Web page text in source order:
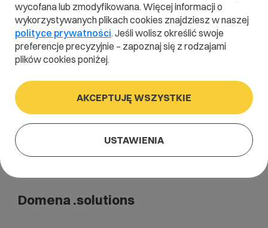
.solutions
Szukaj
Domena .solutions
wycofana lub zmodyfikowana. Więcej informacji o
wykorzystywanych plikach cookies znajdziesz w naszej
polityce prywatności. Jeśli wolisz określić swoje
preferencje precyzyjnie – zapoznaj się z rodzajami
plików cookies poniżej.
AKCEPTUJĘ WSZYSTKIE
USTAWIENIA